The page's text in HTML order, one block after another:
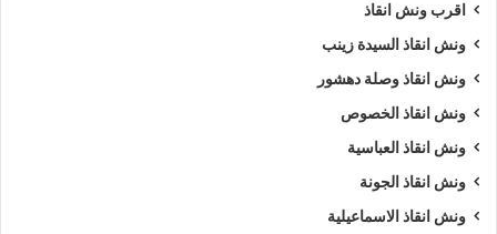
اقرب ونش انقاذ
ونش انقاذ السيدة زينب
ونش انقاذ وصلة دهشور
ونش انقاذ الخصوص
ونش انقاذ العباسية
ونش انقاذ الجونة
ونش انقاذ الاسماعيلية